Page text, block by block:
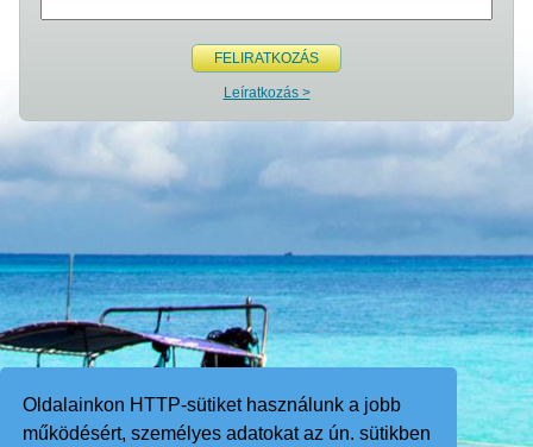
Oldalainkon HTTP-sütiket használunk a jobb
működésért, személyes adatokat az ún. sütikben
FELIRATKOZÁS
Leíratkozás >